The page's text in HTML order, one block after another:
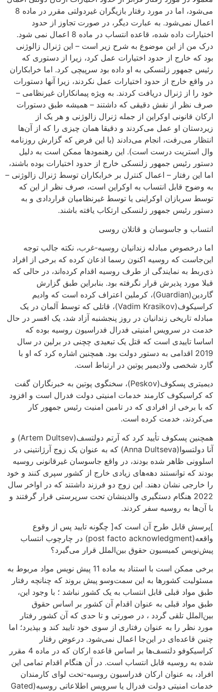
می‌شود، اما در مورد رفتار بازیگران غیردولتی مقرر در ماده 8
اعمال نمی‌شود. به عبارت دیگر، در صورت تجاوز از حدود
اختیارات داده شده، قاعده انتساب در ماده 8 اعمال نمی شود.
درک من از این موضوع به شرح زیر است – این ژنرال زالوژنی
بود که خارج از حدود اختیارات عمل کرد، زیرا از دستوری که
رئیس جمهور زلنسکی به او داده بود سرپیچی کرد. اما خرابکاران
در واقع خارج از حدود اختیارات عمل نکردند، زیرا آنها دستورات
خود را از ژنرال دریافت کردند. به ویژه پیمانکاران غیرنظامی –
صرف نظر از نقش دقیقی که داشتند – همیشه طبق دستورات
ارکان قانونی اوکراین از جمله ژنرال زالوژنی و هر یک از
زیردستان او عمل می‌کردند و دقیقا همان چیزی را که از آن‌ها
انتظار می‌رفت، انجام می‌دادند (با این فرض که گزارش روزنامه
وال استریت درست است). این رهنمودها ممکن است به دلیل
دستور رئیس جمهور زلنسکی خارج از حدود اختیارات بوده باشند،
اما این رفتار – اعمال کنترل بر خرابکاران توسط ژنرال زالوژنی –
به وضوح قابل انتساب به اوکراین است، صرف نظر از این که
توسط سربازان اوکراینی یا توسط غیرنظامیان قراردادی و به
دستور رئیس جمهور زلنسکی ارتکاب یافته باشند.
انتساب و جاسوسان و قاتلان روسی
اما درخصوص مبادله زندانیان روسیه-غرب، نکته جالب توجه
این‌جاست که روسیه اکنون رسما اذعان کرده که برخی از افراد
ذی‌ربط به نمایندگی از طرف روسیه اقدام کرده‌اند، در حالی که
قبلا مورد پذیرش قرار نگرفته بود. بنابراین طبق گزارش
گاردین(Guardian)، کرملین اعتراف کرده است که وادیم
کراسیکوف(Vadim Krasikov)، قاتلی که توسط آلمان در یک
مبادله تاریخی زندانیان در روز پنجشنبه آزاد شد، یک افسر در حال
خدمت در سرویس امنیتی فدرال فدراسیون روسیه بوده که
اساسا تاییدی است که قتل یک تبعیدی چچنی در برلین در سال
2019 اقدامی به دستور دولت بود. همچنین اشاره کرد که او با
گارد شخصی ولادیمیر پوتین در ارتباط است.
دیمیتری پسکوف(Peskov)، سخنگوی پوتین به خبرنگاران گفت
که کراسیکوف کارمند خدمات امنیتی دولت فدرال است و افزود
که با برخی از افرادی که در تامین امنیت رئیس جمهور کار
می‌کردند، خدمت کرده است.
همچنین پسکوف تأیید کرد که آرتم دولتسف(Artem Dultsev) و
آنا دولتسوا(Anna Dultseva) که به عنوان یک زوج آرژانتینی در
اسلوونی ظاهر شده بودند، در واقع جاسوسان غیرقانونی روسیه
بودند که توانستند دهه‌های زیادی خارج از کشور سپری کنند و خود
را خارجی نشان دهند. این زوج دو فرزند داشتند که در اواخر سال
2022 هنگام دستگیری والدینشان تحت سرپرستی قرار گرفتند و
با آن‌ها به روسیه سفر کردند.
]پرسش قابل طرح آن است که[ چگونه تایید پس از وقوع
واقعه(post facto acknowledgment) در چارچوب انتساب
پیش‌نویس کمیسیون حقوق بین‌الملل قرار می‌گیرد؟
برخی ممکن است با استناد به ماده 11 پیش نویس مواد مربوط به
مسئولیت کشورها به این سمت‌وسو پیش بروند که چنانچه رفتار
طبق مواد قبلی قابل انتساب به یک کشور نباشد ؛ با وجود این،
طبق مواد قبلی به عنوان اقدام آن کشور بر اساس حقوق
بین‌الملل تلقی گردد ، در صورتی و تا حدی که آن کشور رفتار
مورد نظر را به عنوان رفتاری از سوی خود تایید کند و بپذیرد؛ اما
چنین قاعده‌ای در این‌جا اعمال نمی‌شود. درعوض رفتار
کراسیکوفو دلتسف‌ها بر اساس قاعده ارکان که در ماده 4 مقرر
شده به روسیه قابل انتساب است. در آن هنگام اقدام تمامی این
افراد، به عنوان ارکان فدراسیون روسیه-تحت لوای کارمندان
خدمات امنیتی دولت فدرال یا سرویس اطلاعاتی روسیه(Gated